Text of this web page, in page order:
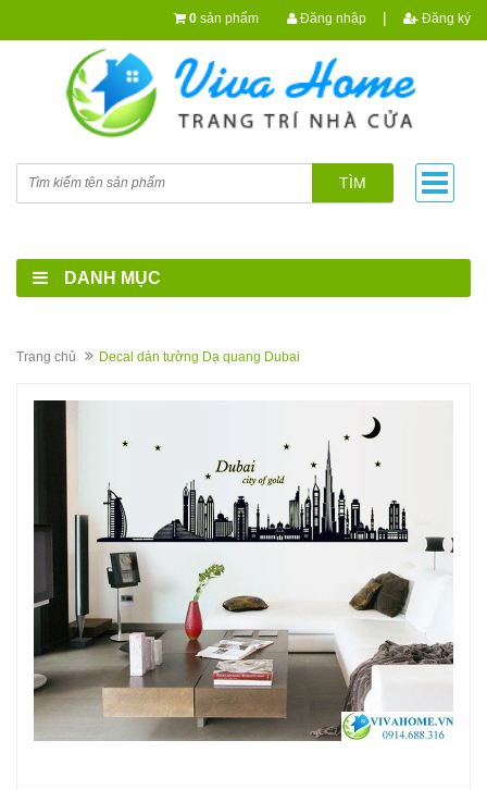
0 sản phẩm Đăng nhập | Đăng ký
TÌM
DANH MỤC
Trang chủ Decal dán tường Dạ quang Dubai